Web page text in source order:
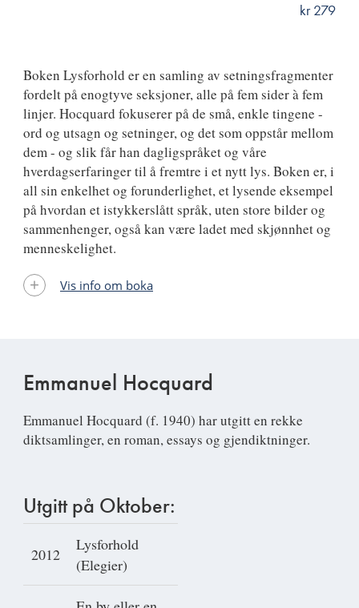
kr 279
Boken Lysforhold er en samling av setningsfragmenter
fordelt på enogtyve seksjoner, alle på fem sider à fem
linjer. Hocquard fokuserer på de små, enkle tingene -
ord og utsagn og setninger, og det som oppstår mellom
dem - og slik får han dagligspråket og våre
hverdagserfaringer til å fremtre i et nytt lys. Boken er, i
all sin enkelhet og forunderlighet, et lysende eksempel
på hvordan et istykkerslått språk, uten store bilder og
sammenhenger, også kan være ladet med skjønnhet og
menneskelighet.
Vis info om boka
Emmanuel Hocquard
Emmanuel Hocquard (f. 1940) har utgitt en rekke
diktsamlinger, en roman, essays og gjendiktninger.
Utgitt på Oktober:
2012
Lysforhold
(Elegier)